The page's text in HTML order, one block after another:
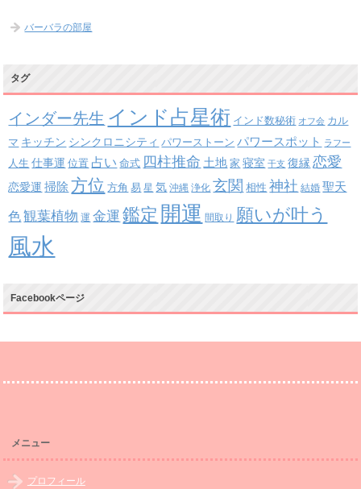
バーバラの部屋
タグ
インダー先生 インド占星術 インド数秘術 オフ会 カル
マ キッチン シンクロニシティ パワーストーン パワースポット ラフー
人生 仕事運 位置 占い 命式 四柱推命 土地 家 寝室 干支 復縁 恋愛
恋愛運 掃除 方位 方角 易 星 気 沖縄 浄化 玄関 相性 神社 結婚 聖天
色 観葉植物 運 金運 鑑定 開運 間取り 願いが叶う
風水
Facebookページ
メニュー
プロフィール